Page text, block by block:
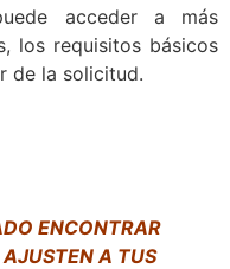
acceder a más
los requisitos básicos
de la solicitud.
ENCONTRAR
AJUSTEN A TUS